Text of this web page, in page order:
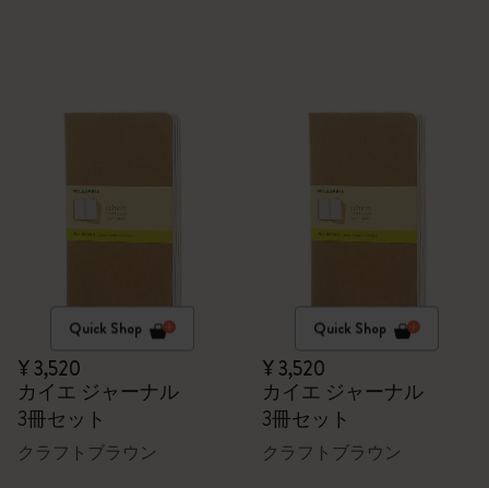
Quick Shop
¥ 3,520
カイエ ジャーナル
3冊セット
クラフトブラウン
Quick Shop
¥ 3,520
カイエ ジャーナル
3冊セット
クラフトブラウン